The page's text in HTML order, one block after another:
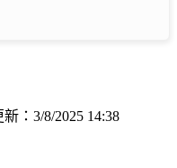
：3/8/2025 14:38